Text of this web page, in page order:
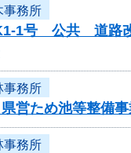
事務所
1号 公共 道路
事務所
営ため池等整
事務所